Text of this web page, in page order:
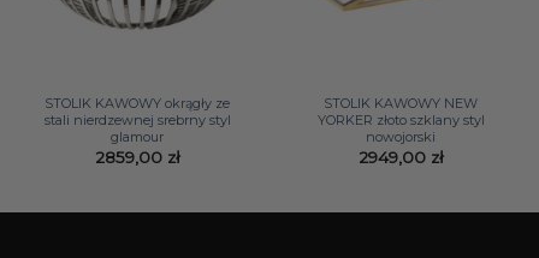
STOLIK KAWOWY okrągły ze
stali nierdzewnej srebrny styl
glamour
2859,00 zł
STOLIK KAWOWY NEW
YORKER złoto szklany styl
nowojorski
2949,00 zł